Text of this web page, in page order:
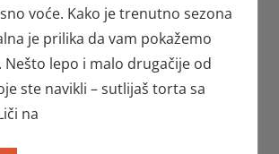
voće. Kako je trenutno sezona
je prilika da vam pokažemo
Nešto lepo i malo drugačije od
ste navikli – sutlijaš torta sa
na